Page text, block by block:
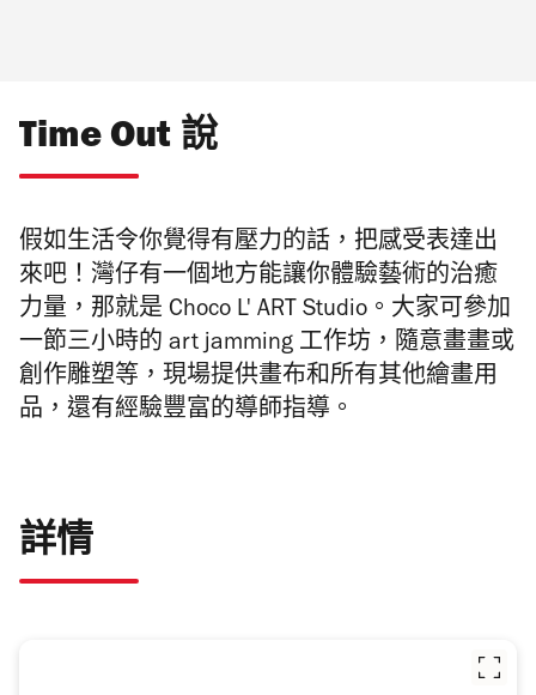
Time Out 說
假如生活令你覺得有壓力的話，把感受表達出
來吧！灣仔有一個地方能讓你體驗藝術的治癒
力量，那就是 Choco L' ART Studio。大家可參加
一節三小時的 art jamming 工作坊，隨意畫畫或
創作雕塑等，現場提供畫布和所有其他繪畫用
品，還有經驗豐富的導師指導。
詳情